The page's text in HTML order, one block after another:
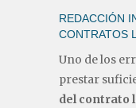
REDACCIÓN
CONTRATOS
Uno de los
prestar
del contrato